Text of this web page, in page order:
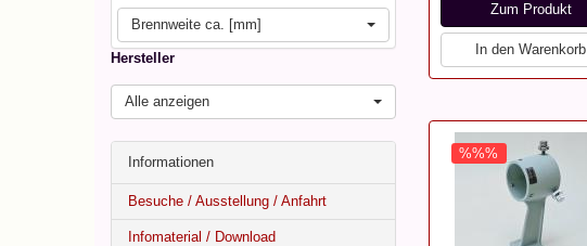
Brennweite ca. [mm]
Hersteller
Alle anzeigen
Informationen
Besuche / Ausstellung / Anfahrt
Infomaterial / Download
Zum Produkt
In den Warenkorb
%%%